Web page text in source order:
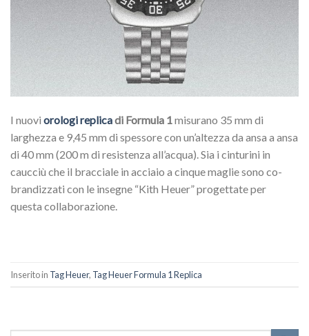
I nuovi orologi replicadi Formula 1 misurano 35 mm di
larghezza e 9,45 mm di spessore con un’altezza da ansa a ansa
di 40 mm (200 m di resistenza all’acqua). Sia i cinturini in
caucciù che il bracciale in acciaio a cinque maglie sono co-
brandizzati con le insegne “Kith Heuer” progettate per
questa collaborazione.
Inserito in Tag Heuer, Tag Heuer Formula 1 Replica